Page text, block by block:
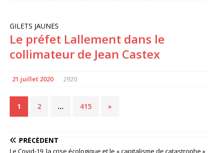
GILETS JAUNES
Le préfet Lallement dans le
collimateur de Jean Castex
21 juillet 2020 2920
1 2 … 415 »
PRÉCÉDENT